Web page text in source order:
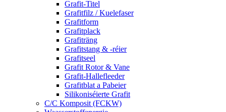
Grafit-Titel
Grafitfilz / Kuelefaser
Grafitform
Grafitplack
Grafiträng
Grafitstang & -réier
Grafitseel
Grafit Rotor & Vane
Grafit-Hallefleeder
Grafitblat a Pabeier
Silikoniséierte Grafit
C/C Komposit (FCKW)